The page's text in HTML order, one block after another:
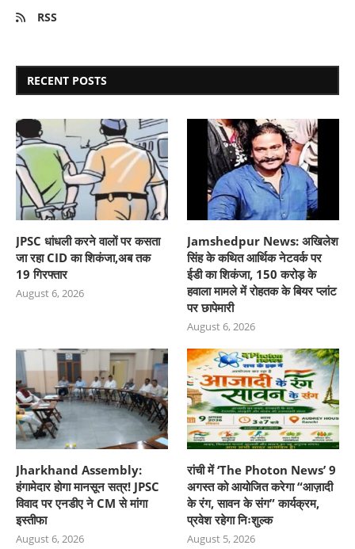
RSS
RECENT POSTS
JPSC धांधली करने वालों पर कसता
जा रहा CID का शिकंजा,अब तक
19 गिरफ्तार
August 6, 2026
Jamshedpur News: अखिलेश
सिंह के कथित आर्थिक नेटवर्क पर
ईडी का शिकंजा, 150 करोड़ के
हवाला मामले में रोहतक के बियर प्लांट
पर छापेमारी
August 6, 2026
Jharkhand Assembly:
हंगामेदार होगा मानसून सत्र! JPSC
विवाद पर एनडीए ने CM से मांगा
इस्तीफा
August 6, 2026
रांची में ‘The Photon News’ 9
अगस्त को आयोजित करेगा “आज़ादी
के रंग, सावन के संग” कार्यक्रम,
प्रवेश रहेगा निःशुल्क
August 5, 2026